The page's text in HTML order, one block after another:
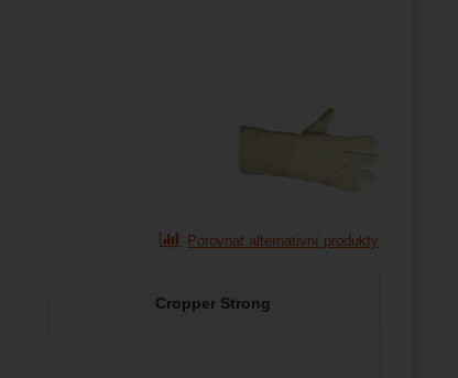
Porovnat alternativní produkty
Cropper Strong